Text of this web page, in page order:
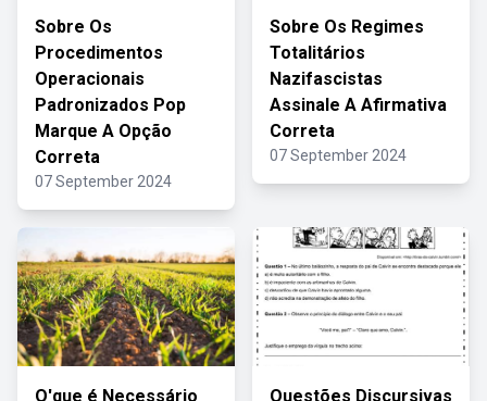
Sobre Os
Procedimentos
Operacionais
Padronizados Pop
Marque A Opção
Correta
07 September 2024
Sobre Os Regimes
Totalitários
Nazifascistas
Assinale A Afirmativa
Correta
07 September 2024
O'que é Necessário Questões Discursivas